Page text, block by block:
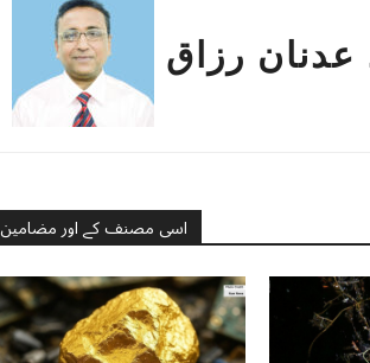
رزاق
اسی مصنف کے اور مضامین